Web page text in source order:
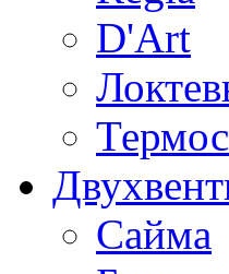
D'Art
Сайма